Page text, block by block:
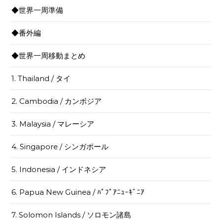
◆世界一周準備
◆番外編
◆世界一周移動まとめ
1. Thailand / タイ
2. Cambodia / カンボジア
3. Malaysia / マレーシア
4. Singapore / シンガポール
5. Indonesia / インドネシア
6. Papua New Guinea / ﾊﾟﾌﾟｱﾆｭｰｷﾞﾆｱ
7. Solomon Islands / ソロモン諸島